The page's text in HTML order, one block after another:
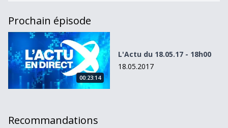
Prochain épisode
L&#039;Actu du 18.05.17 - 18h00
00:23:14
L'Actu du 18.05.17 - 18h00
18.05.2017
Recommandations